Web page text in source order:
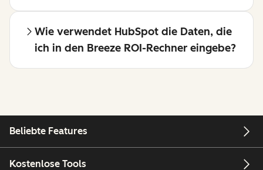
Wie verwendet HubSpot die Daten, die
ich in den Breeze ROI-Rechner eingebe?
Beliebte Features
Kostenlose Tools